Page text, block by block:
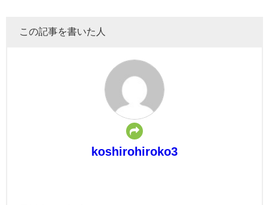
この記事を書いた人
koshirohiroko3